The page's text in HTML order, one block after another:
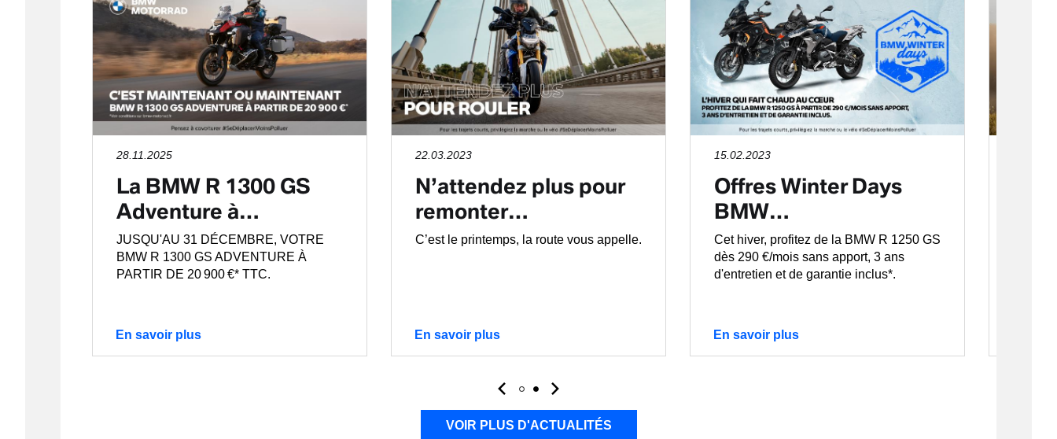
28.11.2025
La BMW R 1300 GS
Adventure à…
JUSQU'AU 31 DÉCEMBRE, VOTRE
BMW R 1300 GS ADVENTURE À
PARTIR DE 20 900 €* TTC.
En savoir plus
22.03.2023
N’attendez plus pour
remonter…
C’est le printemps, la route vous appelle.
En savoir plus
15.02.2023
Offres Winter Days
BMW…
Cet hiver, profitez de la BMW R 1250 GS
dès 290 €/mois sans apport, 3 ans
d'entretien et de garantie inclus*.
En savoir plus
VOIR PLUS D'ACTUALITÉS